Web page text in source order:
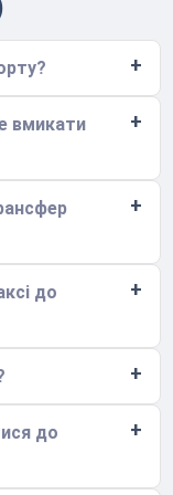
вмикати
до
до